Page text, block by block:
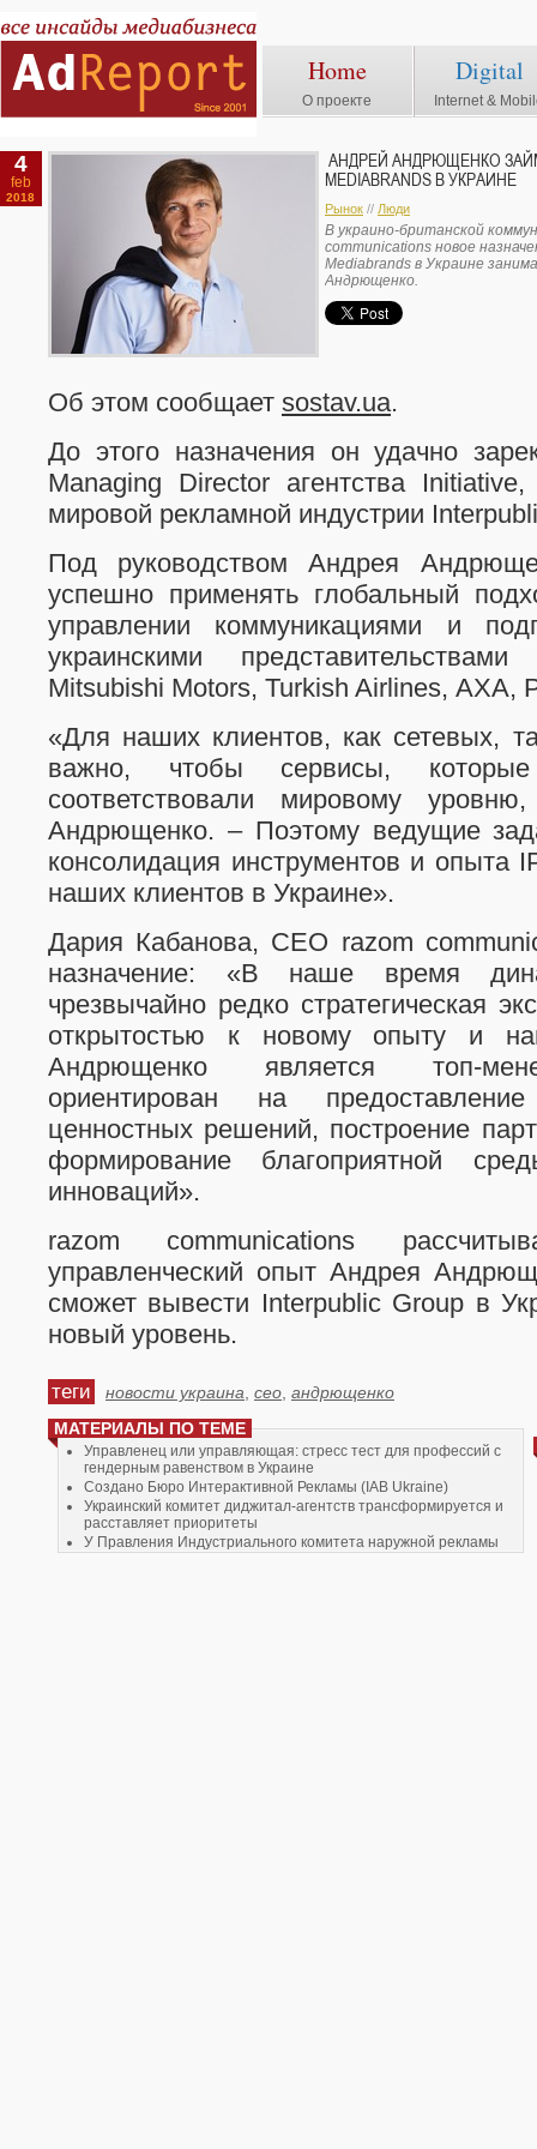
Home
О проекте
Digital
Internet &
4
feb
2018
АНДРЕЙ АНДРЮЩЕНКО
MEDIABRANDS В УКРАИНЕ
Рынок // Люди
В украино-британской
communications новое
Mediabrands в Украине
Андрющенко.
Об этом сообщает sostav.ua.
До этого назначения он удачно
Managing Director агентства
мировой рекламной индустрии
Под руководством Андрея
успешно применять глобальный
управлении коммуникациями и
украинскими
Mitsubishi Motors, Turkish Airlines, АХА,
«Для наших клиентов, как сетевых,
важно, чтобы сервисы,
соответствовали мировому
Андрющенко. – Поэтому ведущие
консолидация инструментов и опыта
наших клиентов в Украине».
Дария Кабанова, СЕО razom
назначение: «В наше время
чрезвычайно редко стратегическая
открытостью к новому опыту и
Андрющенко является топ-
ориентирован на
ценностных решений, построение
формирование благоприятной
инноваций».
razom communications
управленческий опыт Андрея
сможет вывести Interpublic Group в
новый уровень.
теги новости украина сeo андрющенко
МАТЕРИАЛЫ ПО ТЕМЕ
Управленец или управляющая: стресс тест для профессий с
гендерным равенством в Украине
Создано Бюро Интерактивной Рекламы (IAB Ukraine)
Украинский комитет диджитал-агентств трансформируется и
расставляет приоритеты
У Правления Индустриального комитета наружной рекламы